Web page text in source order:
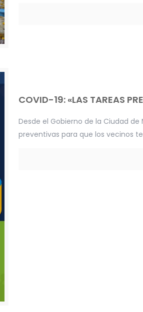
COVID-19: «LAS TAREAS
Desde el Gobierno de la Ciudad
preventivas para que los vecinos